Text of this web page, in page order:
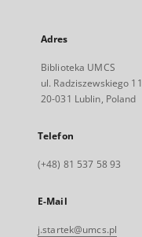
Adres
Biblioteka UMCS
ul. Radziszewskiego 11
20-031 Lublin, Poland
Telefon
(+48) 81 537 58 93
E-Mail
j.startek@umcs.pl